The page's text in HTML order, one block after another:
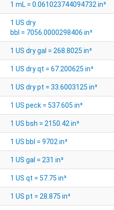
1 mL = 0.061023744094732 in³
1 US dry
bbl = 7056.0000298406 in³
1 US dry gal = 268.8025 in³
1 US dry qt = 67.200625 in³
1 US dry pt = 33.6003125 in³
1 US peck = 537.605 in³
1 US bsh = 2150.42 in³
1 US bbl = 9702 in³
1 US gal = 231 in³
1 US qt = 57.75 in³
1 US pt = 28.875 in³